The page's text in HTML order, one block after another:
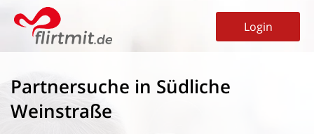
Login
Partnersuche in Südliche
Weinstraße